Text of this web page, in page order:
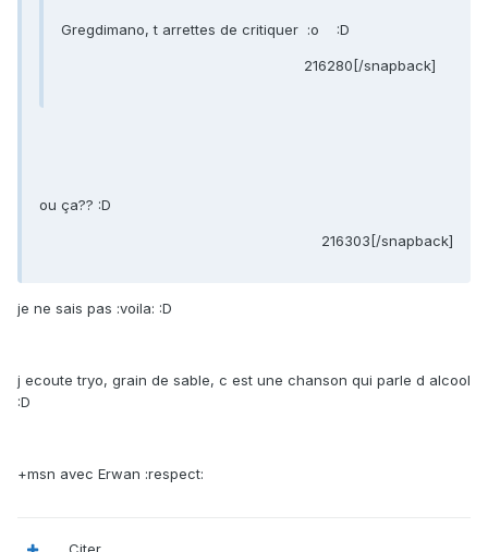
Gregdimano, t arrettes de critiquer :o :D
216280[/snapback]
ou ça?? :D
216303[/snapback]
je ne sais pas :voila: :D
j ecoute tryo, grain de sable, c est une chanson qui parle d alcool
:D
+msn avec Erwan :respect: